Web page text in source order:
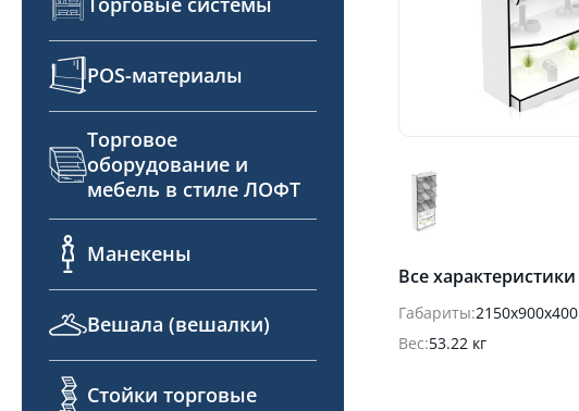
POS-материалы
Торговое
оборудование и
мебель в стиле ЛОФТ
Манекены
Вешала (вешалки)
Стойки торговые
Все характеристики
Габариты:2150х900х400
Вес:53.22 кг